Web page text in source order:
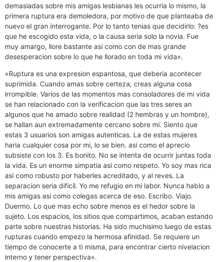
demasiadas sobre mis amigas lesbianas les ocurria lo mismo, la
primera ruptura era demoledora, por motivo de que planteaba de
nuevo el gran interrogante. Por lo tanto tenias que decidirlo: ?es
que he escogido esta vida, o la causa seri­a solo la novia. Fue
muy amargo, llore bastante asi­ como con de mas grande
desesperacion sobre lo que he llorado en toda mi vida».
«Ruptura es una expresion espantosa, que deberia acontecer
suprimida. Cuando amas sobre certeza, creas alguna cosa
irrompible. Varios de las momentos mas consoladores de mi vida
se han relacionado con la verificacion que las tres seres an
algunos que he amado sobre realidad (2 hembras y un hombre),
se hallan aun extremadamente cercano sobre mi. Siento que
estas 3 usuarios son amigas autenticas. La de estas mujeres
haria cualquier cosa por mi, lo se bien. asi­ como el aprecio
subsiste con los 3. Es bonito. No se intenta de ocurrir juntas toda
la vida. Es un enorme simpatia asi­ como respeto. Yo soy mas rica
asi­ como robusto por haberles acreditado, y al reves. La
separacion seri­a dificil. Yo me refugio en mi labor. Nunca hablo a
mis amigas asi­ como colegas acerca de eso. Escribo. Viajo.
Duermo. Lo que mas echo sobre menos es el hedor sobre la
sujeto. Los espacios, los sitios que compartimos, acaban estando
parte sobre nuestras historias. Ha sido muchisimo luego de estas
rupturas cuando empezo la hermosa afinidad. Se requiere un
tiempo de conocerte a ti misma, para encontrar cierto nivelacion
interno y tener perspectiva».